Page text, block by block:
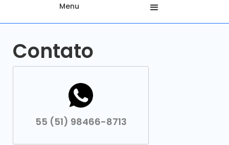
Menu
Contato
55 (51) 98466-8713